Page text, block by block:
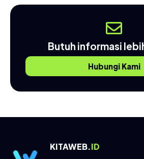
Butuh informasi
Hubungi Kami
KITAWEB.ID